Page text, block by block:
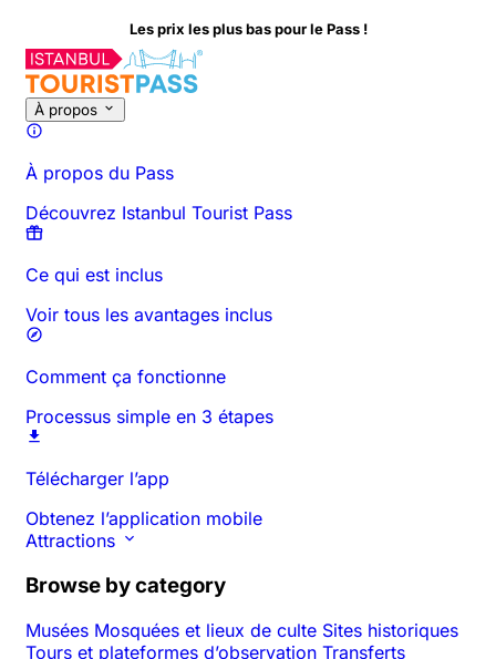
plus bas pour le Pass !
À propos
À propos du Pass
Découvrez Istanbul Tourist Pass
Ce qui est inclus
Voir tous les avantages inclus
Comment ça fonctionne
Processus simple en 3 étapes
Télécharger l’app
Obtenez l’application mobile
Attractions
Browse by category
Musées Mosquées et lieux de culte Sites historiques
Tours et plateformes d’observation Transferts
À propos de cette activité Aperçu Horaires et Durée